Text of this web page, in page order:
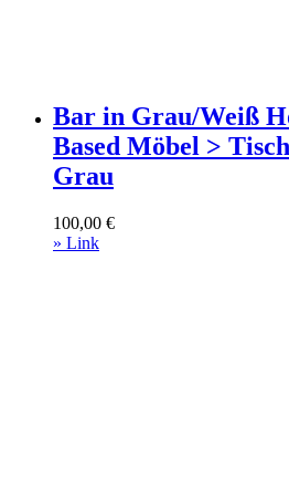
Bar in Grau/Weiß
Based Möbel >
Grau
100,00 €
» Link